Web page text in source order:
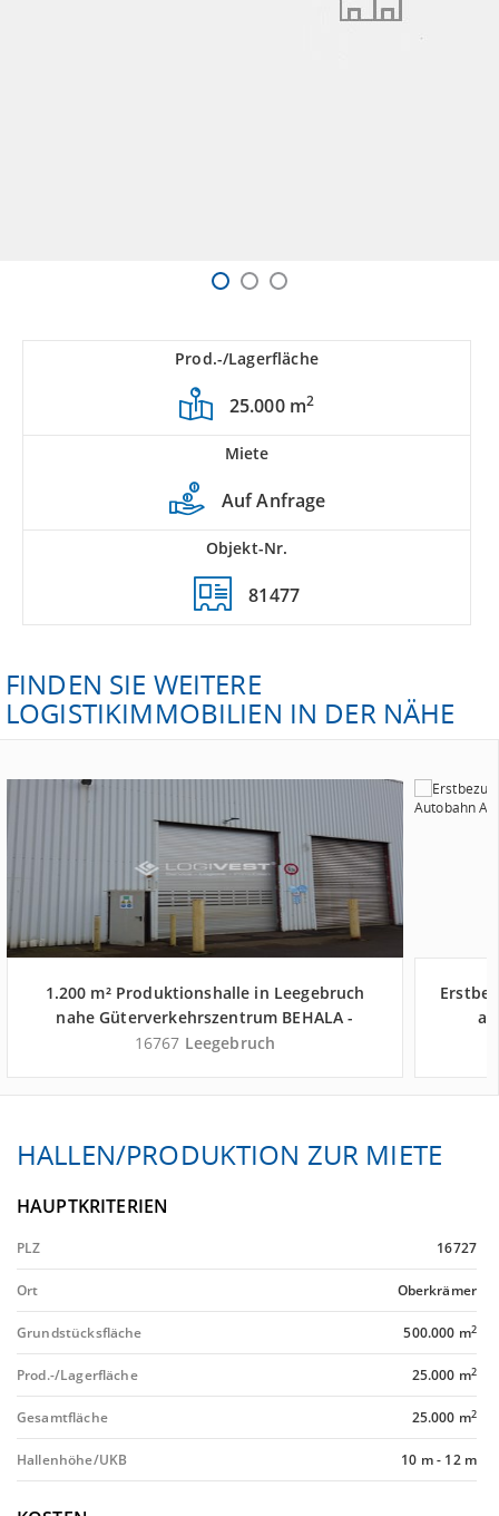
Prod.-/Lagerfläche
25.000 m2
Miete
Auf Anfrage
Objekt-Nr.
81477
FINDEN SIE WEITERE
LOGISTIKIMMOBILIEN IN DER NÄHE
1.200 m² Produktionshalle in Leegebruch
nahe Güterverkehrszentrum BEHALA -
Landkreis Oberhavel
16767 Leegebruch
HALLEN/PRODUKTION ZUR MIETE
HAUPTKRITERIEN
PLZ 16727
Ort Oberkrämer
Grundstücksfläche 500.000 m2
Prod.-/Lagerfläche 25.000 m2
Gesamtfläche 25.000 m2
Hallenhöhe/UKB 10 m- 12 m